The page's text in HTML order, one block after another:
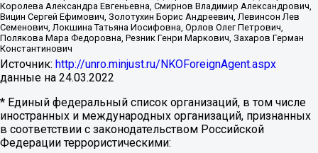
Королева Александра Евгеньевна, Смирнов Владимир Александрович,
Вицин Сергей Ефимович, Золотухин Борис Андреевич, Левинсон Лев
Семенович, Локшина Татьяна Иосифовна, Орлов Олег Петрович,
Полякова Мара Федоровна, Резник Генри Маркович, Захаров Герман
Константинович
Источник: http://unro.minjust.ru/NKOForeignAgent.aspx
данные на 24.03.2022
* Единый федеральный список организаций, в том числе
иностранных и международных организаций, признанных
в соответствии с законодательством Российской
Федерации террористическими: